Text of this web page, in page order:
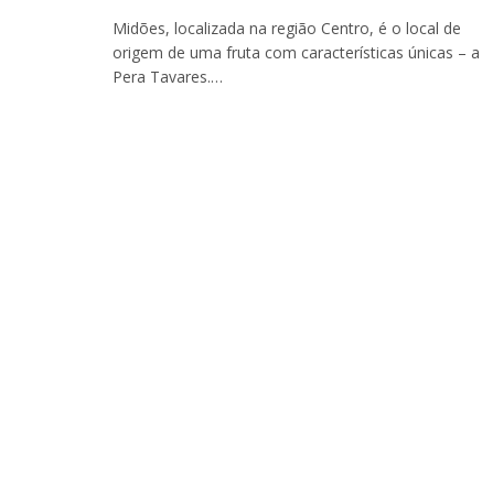
Midões, localizada na região Centro, é o local de
origem de uma fruta com características únicas – a
Pera Tavares.…